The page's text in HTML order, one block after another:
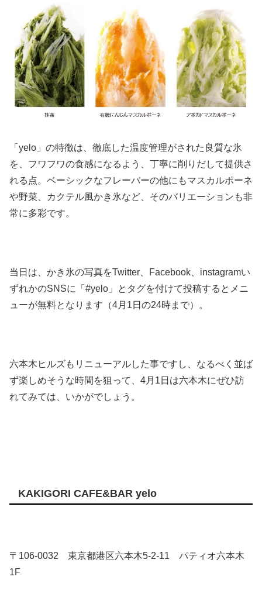
「yelo」の特徴は、徹底した温度管理がされた良質な氷
を、フワフワの食感になるよう、丁寧に削りだして提供さ
れる点。ベーシックなフレーバーの他にもマスカルポーネ
や野菜、カクテル風かき氷など、そのバリエーションも非
常に多彩です。
当日は、かき氷の写真をTwitter、Facebook、instagramい
ずれかのSNSに「#yelo」とタグを付けて投稿するとメニ
ューが無料となります（4月1日の24時まで）。
六本木ヒルズもリニューアルした事ですし、なるべく並ば
ず楽しめそうな時間を狙って、4月1日は六本木にぜひ訪
れてみては、いかがでしょう。
KAKIGORI CAFE&BAR yelo
〒106-0032 東京都港区六本木5-2-11 パティオ六本木
1F